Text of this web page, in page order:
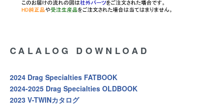
CALALOG DOWNLOAD
2024 Drag Specialties FATBOOK
2024-2025 Drag Specialties OLDBOOK
2023 V-TWINカタログ